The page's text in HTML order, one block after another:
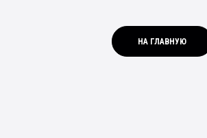
НА ГЛАВНУЮ